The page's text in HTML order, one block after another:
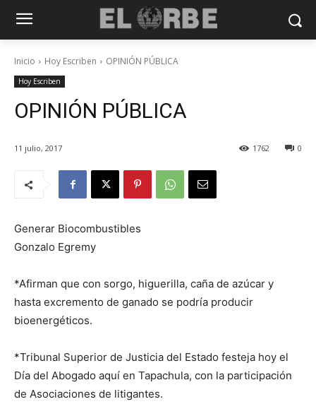
Inicio Hoy Escriben OPINIÓN PÚBLICA
Hoy Escriben
OPINIÓN PÚBLICA
11 julio, 2017 0
1762
Generar Biocombustibles
Gonzalo Egremy
*Afirman que con sorgo, higuerilla, caña de azúcar y
hasta excremento de ganado se podría producir
bioenergéticos.
*Tribunal Superior de Justicia del Estado festeja hoy el
Día del Abogado aquí en Tapachula, con la participación
de Asociaciones de litigantes.